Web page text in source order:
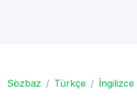
Sözbaz Türkçe İngilizce